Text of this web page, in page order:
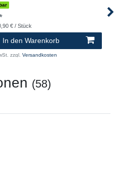
€ / Stück
In den Warenkorb
zzgl. Versandkosten
(58)